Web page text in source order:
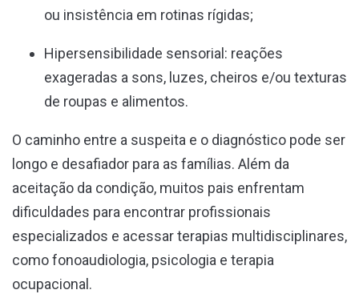
ou insistência em rotinas rígidas;
Hipersensibilidade sensorial: reações
exageradas a sons, luzes, cheiros e/ou texturas
de roupas e alimentos.
O caminho entre a suspeita e o diagnóstico pode ser
longo e desafiador para as famílias. Além da
aceitação da condição, muitos pais enfrentam
dificuldades para encontrar profissionais
especializados e acessar terapias multidisciplinares,
como fonoaudiologia, psicologia e terapia
ocupacional.